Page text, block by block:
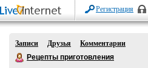
Регистрация
Записи Друзья
Комментарии
Рецепты приготовления